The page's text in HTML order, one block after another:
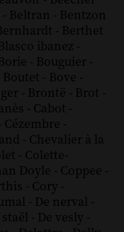
- Beltran - Bentzon
- Berthet
ibanez -
- Bouguier -
Boutet - Bove -
- Brontë - Brot -
- Cabot -
Cézembre -
- Chevalier à la
- Colette-
Doyle - Coppee -
- Cory -
- De nerval -
staël - De vesly -